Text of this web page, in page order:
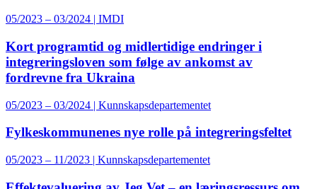
05/2023 – 03/2024 | IMDI
Kort programtid og midlertidige endringer i
integreringsloven som følge av ankomst av
fordrevne fra Ukraina
05/2023 – 03/2024 | Kunnskapsdepartementet
Fylkeskommunenes nye rolle på integreringsfeltet
05/2023 – 11/2023 | Kunnskapsdepartementet